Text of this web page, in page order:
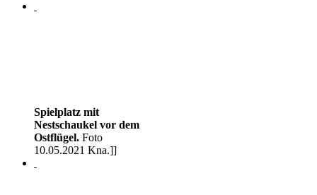
Spielplatz mit
Nestschaukel vor dem
Ostflügel. Foto
10.05.2021 Kna.]]